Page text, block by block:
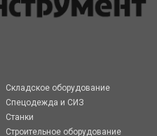
Складское оборудование
Спецодежда и СИЗ
Станки
Строительное оборудование